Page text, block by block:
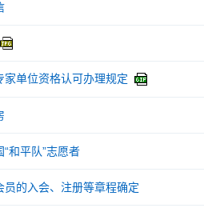
家单位资格认可办理规定
和平队”志愿者
员的入会、注册等章程确定